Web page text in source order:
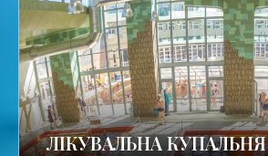
ЛІКУВАЛЬНА КУПАЛЬНЯ